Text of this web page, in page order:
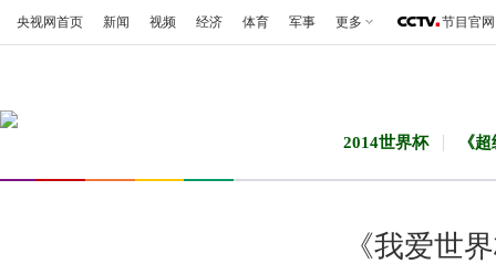
央视网首页 新闻 视频 经济 体育 军事 更多 节目官网
2014世界杯 《
《我爱世